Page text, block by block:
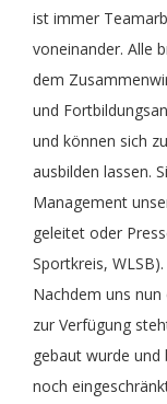
ist immer
voneinander. Alle
dem
und
und können sich
ausbilden lassen.
Management
geleitet oder
Sportkreis, WLSB).
Nachdem uns
zur Verfügung
gebaut wurde und
noch